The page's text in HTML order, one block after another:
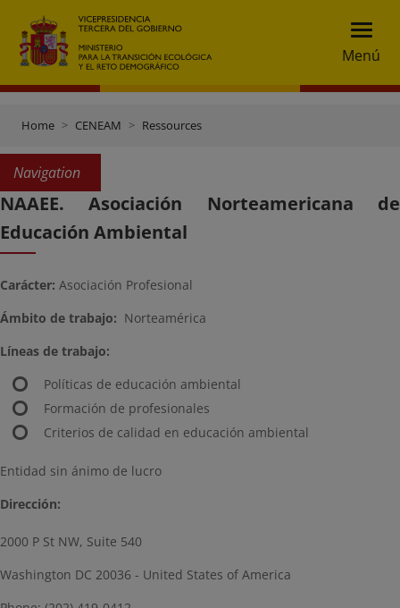
Menú
Home CENEAM Ressources
Navigation
NAAEE. Asociación Norteamericana de
Educación Ambiental
Carácter: Asociación Profesional
Ámbito de trabajo: Norteamérica
Líneas de trabajo:
Políticas de educación ambiental
Formación de profesionales
Criterios de calidad en educación ambiental
Entidad sin ánimo de lucro
Dirección:
2000 P St NW, Suite 540
Washington DC 20036 - United States of America